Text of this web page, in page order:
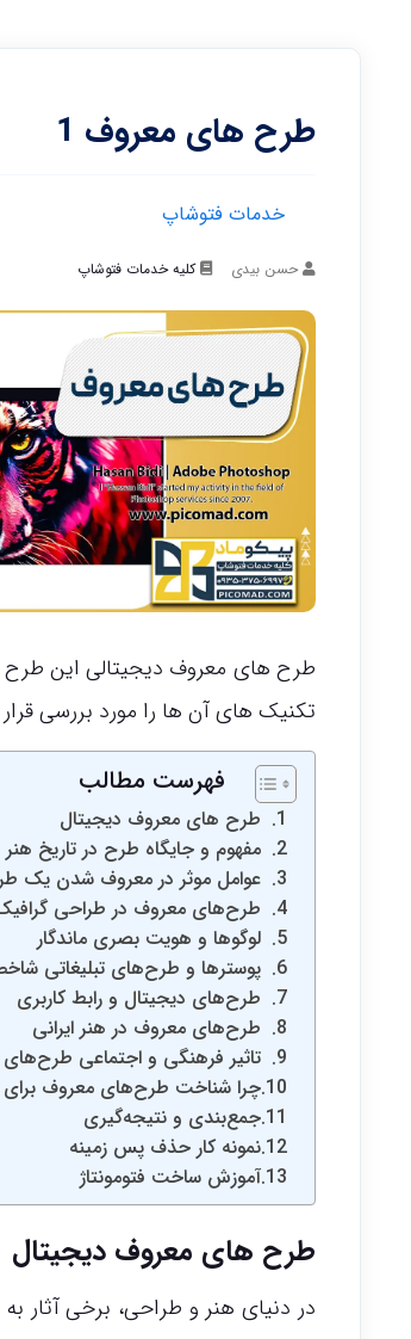
طرح های معروف 1
خدمات فتوشاپ
حسن بیدی کلیه خدمات فتوشاپ
طرح های معروف دیجیتالی این طرح
تکنیک های آن ها را مورد بررسی
فهرست مطالب
طرح های معروف دیجیتال
مفهوم و جایگاه طرح در تاریخ هنر
عوامل موثر در معروف شدن یک
طرح‌های معروف در طراحی
لوگوها و هویت بصری ماندگار
پوسترها و طرح‌های تبلیغاتی
طرح‌های دیجیتال و رابط کاربری
طرح‌های معروف در هنر ایرانی
تاثیر فرهنگی و اجتماعی طرح‌های
چرا شناخت طرح‌های معروف
جمع‌بندی و نتیجه‌گیری
نمونه کار حذف پس زمینه
آموزش ساخت فتومونتاژ
طرح های معروف دیجیتال
در دنیای هنر و طراحی، برخی آثار به